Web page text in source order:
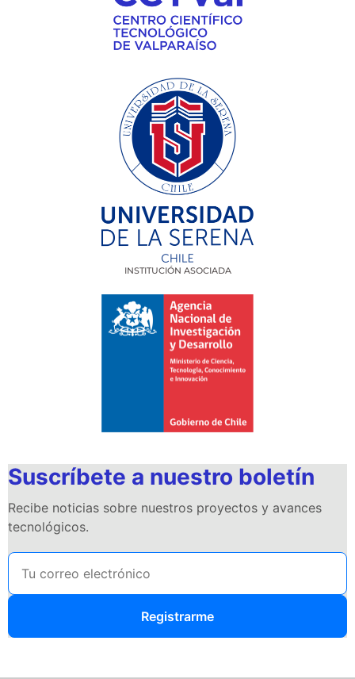
INSTITUCIÓN ASOCIADA
Suscríbete a nuestro boletín
Recibe noticias sobre nuestros proyectos y avances
tecnológicos.
Registrarme